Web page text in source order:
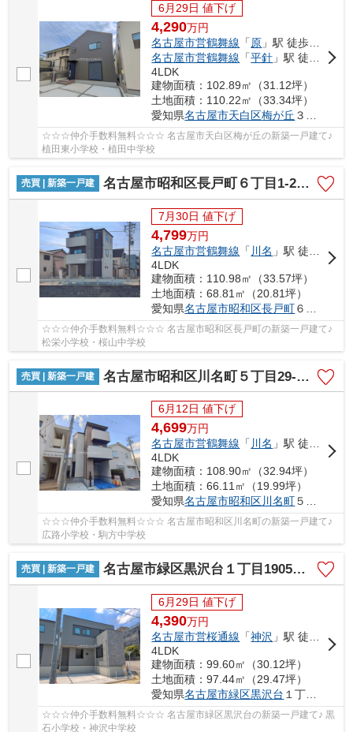
6月29日 値下げ
4,290万円
名古屋市営鶴舞線 「 原 」駅 徒歩23分
名古屋市営鶴舞線 「平針 」駅 徒歩26分
4LDK
建物面積：102.89㎡（31.12坪）
土地面積：110.22㎡（33.34坪）
愛知県名古屋市天白区梅が丘 ３丁目1001
☆☆☆仲介手数料無料☆☆☆ 名古屋市天白区梅が丘の新築一戸建て♪
植田東小学校・植田中学校
売買 | 新築一戸建 名古屋市昭和区長戸町６丁目1-22『仲介料無料』新築戸建て
7月30日 値下げ
4,799万円
名古屋市営鶴舞線 「 川名 」駅 徒歩7分
4LDK
建物面積：110.98㎡（33.57坪）
土地面積：68.81㎡（20.81坪）
愛知県名古屋市昭和区長戸町６丁目1-22
☆☆☆仲介手数料無料☆☆☆ 名古屋市昭和区長戸町の新築一戸建て♪
松栄小学校・桜山中学校
売買 | 新築一戸建 名古屋市昭和区川名町５丁目29-3【仲介手数料無料】新築一戸建て 1号棟
6月12日 値下げ
4,699万円
名古屋市営鶴舞線 「 川名 」駅 徒歩7分
4LDK
建物面積：108.90㎡（32.94坪）
土地面積：66.11㎡（19.99坪）
愛知県名古屋市昭和区川名町５丁目29-3
☆☆☆仲介手数料無料☆☆☆ 名古屋市昭和区川名町の新築一戸建て♪
広路小学校・駒方中学校
売買 | 新築一戸建 名古屋市緑区黒沢台１丁目1905【仲介手数料無料】新築一戸建て 1号棟
6月29日 値下げ
4,390万円
名古屋市営桜通線 「神沢 」駅 徒歩13分
4LDK
建物面積：99.60㎡（30.12坪）
土地面積：97.44㎡（29.47坪）
愛知県名古屋市緑区黒沢台 １丁目1905
☆☆☆仲介手数料無料☆☆☆ 名古屋市緑区黒沢台の新築一戸建て♪ 黒
石小学校・神沢中学校